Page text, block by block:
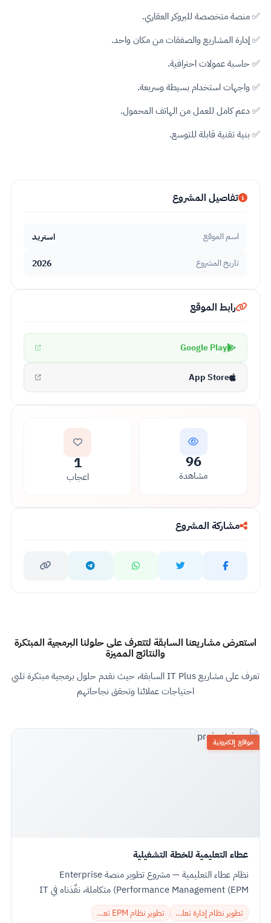
✅ منصة متخصصة للبروكر العقاري.
✅ إدارة المشاريع والصفقات من مكان واحد.
✅ حاسبة عمولات احترافية.
✅ واجهات استخدام بسيطة وسريعة.
✅ دعم كامل للعمل من الهاتف المحمول.
✅ بنية تقنية قابلة للتوسع.
تفاصيل المشروع
اسم الموقع استريد
تاريخ المشروع 2026
رابط الموقع
Google Play
App Store
96
مشاهدة
1
اعجاب
مشاركة المشروع
استعرض مشاريعنا السابقة لتتعرف على حلولنا البرمجية المبتكرة
والنتائج المميزة
تعرف على مشاريع IT Plus السابقة، حيث نقدم حلول برمجية مبتكرة تلبي
احتياجات عملائنا وتحقق نجاحاتهم
مواقع إلكترونية
عطاء التعليمية للخطة التشغيلية
نظام عطاء التعليمية — مشروع تطوير منصة Enterprise
Performance Management (EPM) متكاملة، نفّذناه في IT
PLUS لعطاء التعليمية في المملكة العربية...
تطوير نظام إدارة تعليمية تطوير نظام EPM تعليمي